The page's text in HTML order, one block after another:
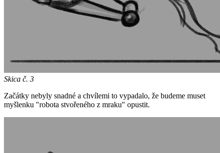
Skica č. 3
Začátky nebyly snadné a chvílemi to vypadalo, že budeme muset
myšlenku "robota stvořeného z mraku" opustit.